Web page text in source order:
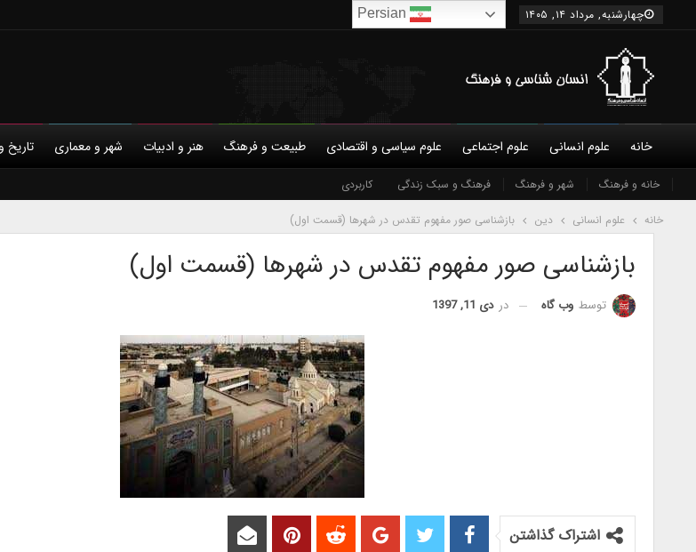
چهارشنبه, مرداد ۱۴, ۱۴۰۵
خانه
درباره ما شورای عالی نویسندگان شرایط همکاری و عضویت
علوم انسانی
آموزش و پرورش جغرافیای فرهنگی و اجتماعی جمعیت شناسی
علوم اجتماعی علوم سیاسی و اقتصادی طبیعت و فرهنگ هنر و ادبیات شهر و معماری
خانه و فرهنگ شهر و فرهنگ فرهنگ و سبک زندگی کاربردی
تاریخ
خانه علوم انسانی دین بازشناسی صور مفهوم تقدس در شهرها (قسمت اول)
بازشناسی صور مفهوم تقدس در شهرها (قسمت اول)
توسط وب گاه در دی 11, 1397
اشتراک گذاشتن